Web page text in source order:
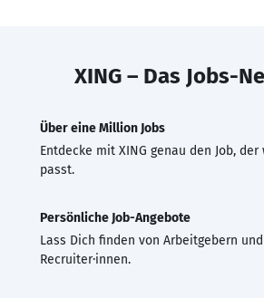
XING – Das Jobs-
Über eine Million Jobs
Entdecke mit XING genau den Job,
passt.
Persönliche Job-Angebote
Lass Dich finden von Arbeitgebern
Recruiter·innen.